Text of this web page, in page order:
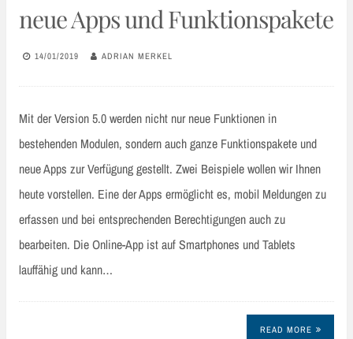
neue Apps und Funktionspakete
14/01/2019 ADRIAN MERKEL
Mit der Version 5.0 werden nicht nur neue Funktionen in
bestehenden Modulen, sondern auch ganze Funktionspakete und
neue Apps zur Verfügung gestellt. Zwei Beispiele wollen wir Ihnen
heute vorstellen. Eine der Apps ermöglicht es, mobil Meldungen zu
erfassen und bei entsprechenden Berechtigungen auch zu
bearbeiten. Die Online-App ist auf Smartphones und Tablets
lauffähig und kann…
READ MORE